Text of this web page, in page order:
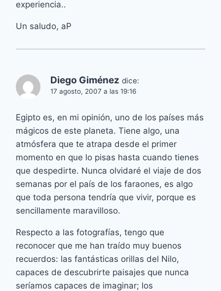
experiencia..
Un saludo, aP
Diego Giménez dice:
17 agosto, 2007 a las 19:16
Egipto es, en mi opinión, uno de los países más
mágicos de este planeta. Tiene algo, una
atmósfera que te atrapa desde el primer
momento en que lo pisas hasta cuando tienes
que despedirte. Nunca olvidaré el viaje de dos
semanas por el país de los faraones, es algo
que toda persona tendría que vivir, porque es
sencillamente maravilloso.
Respecto a las fotografías, tengo que
reconocer que me han traído muy buenos
recuerdos: las fantásticas orillas del Nilo,
capaces de descubrirte paisajes que nunca
seríamos capaces de imaginar; los